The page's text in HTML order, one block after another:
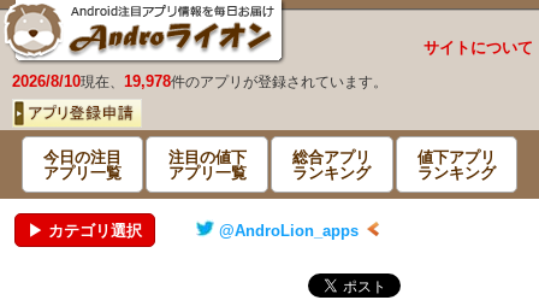
サイトについて
2026/8/10現在、 19,978件のアプリが登録されています。
今日の注目
アプリ一覧
注目の値下
アプリ一覧
総合アプリ
ランキング
値下アプリ
ランキング
▶ カテゴリ選択 @AndroLion_apps